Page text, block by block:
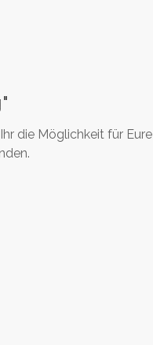
die Möglichkeit für Eure